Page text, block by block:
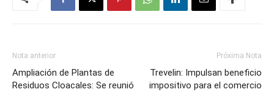
Nota anterior
Ampliación de Plantas de
Residuos Cloacales: Se reunió
Próxima Nota
Trevelin: Impulsan beneficio
impositivo para el comercio